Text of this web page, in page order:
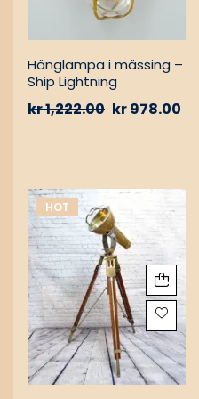
Hänglampa i mässing –
Ship Lightning
kr1,222.00 kr978.00
HOT